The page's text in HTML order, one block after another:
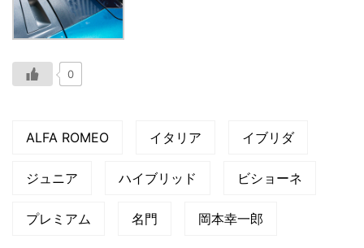
0
ALFA ROMEO イタリア イブリダ
ジュニア ハイブリッド ビショーネ
プレミアム 名門 岡本幸一郎